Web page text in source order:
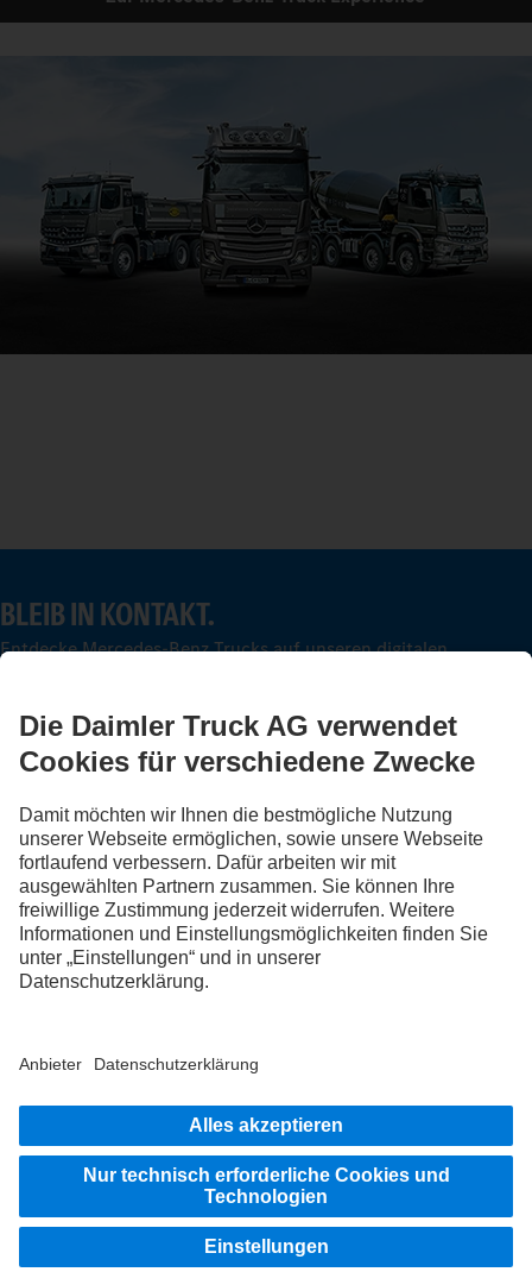
BLEIB IN KONTAKT.
Entdecke Mercedes-Benz Trucks auf unseren digitalen
FOLLOW THE ROADSTARS.
Tausche jetzt Erfahrungen mit anderen Truckerinnen und
Truckern aus.